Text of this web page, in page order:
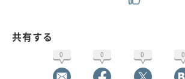
共有する
0 0 0 0